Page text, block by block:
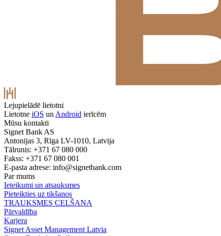
Lejupielādē lietotni
Lietotne iOS un Android ierīcēm
Mūsu kontakti
Signet Bank AS
Antonijas 3, Rīga LV-1010, Latvija
Tālrunis: +371 67 080 000
Fakss: +371 67 080 001
E-pasta adrese: info@signetbank.com
Par mums
Ieteikumi un atsauksmes
Pieteikties uz tikšanos
TRAUKSMES CELŠANA
Pārvaldība
Karjera
Signet Asset Management Latvia